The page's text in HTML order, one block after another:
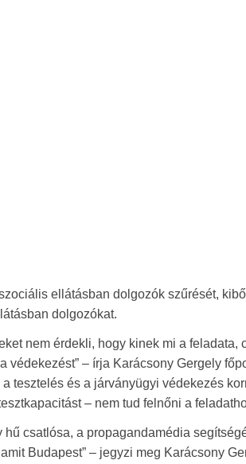
ellátásban dolgozók szűrését,
dolgozókat.
nem érdekli, hogy kinek mi a
védekezést” – írja Karácsony Gergely
tesztelés és a járványügyi védekezés
– nem tud felnőni a
hű csatlósa, a propagandamédia
Budapest” – jegyzi meg Karácsony